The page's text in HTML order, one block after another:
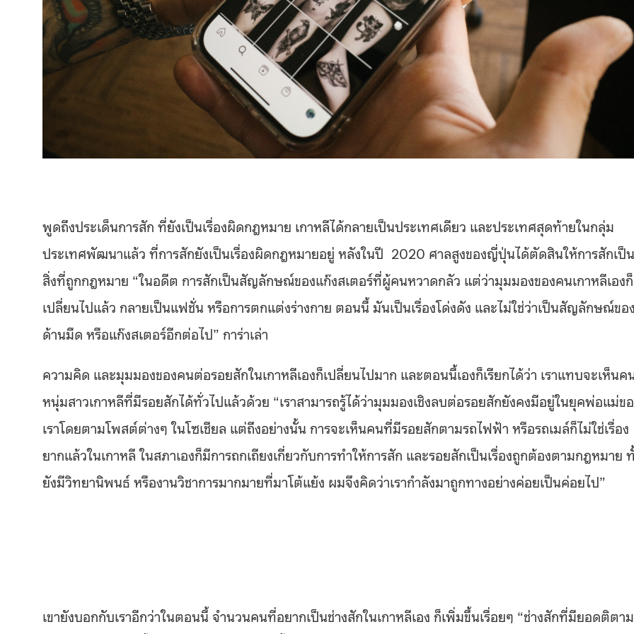
พูดถึงประเด็นการสัก ที่ยังเป็นเรื่องผิดกฎหมาย เกาหลีได้กลายเป็นประเทศเดียว และประเทศสุดท้ายในกลุ่ม
ประเทศพัฒนาแล้ว ที่การสักยังเป็นเรื่องผิดกฎหมายอยู่ หลังในปี 2020 ศาลสูงของญี่ปุ่นได้ตัดสินให้การสักเป็น
สิ่งที่ถูกกฎหมาย “ในอดีต การสักเป็นสัญลักษณ์ของแก๊งสเตอร์ที่ผู้คนหวาดกลัว แต่ว่ามุมมองของคนเกาหลีเองก็
เปลี่ยนไปแล้ว กลายเป็นแฟชั่น หรือการตกแต่งร่างกาย ตอนนี้ มันเป็นเรื่องโด่งดัง และไม่ใช่ว่าเป็นสัญลักษณ์ขอ
ด้านมืด หรือแก๊งสเตอร์อีกต่อไป” การ่าเล่า
ความคิด และมุมมองของคนต่อรอยสักในเกาหลีเองก็เปลี่ยนไปมาก และตอนนี้เองก็เรียกได้ว่า เราแทบจะเห็นค
หนุ่มสาวเกาหลีที่มีรอยสักได้ทั่วไปแล้วด้วย “เราสามารถรู้ได้ว่ามุมมองเชิงลบต่อรอยสักยังคงมีอยู่ในยุคพ่อแม่ข
เราโดยตามโพสต์ต่างๆ ในโซเชียล แต่ถึงอย่างนั้น การจะเห็นคนที่มีรอยสักตามรถไฟฟ้า หรือรถเมล์ก็ไม่ใช่เรื่อง
ยากแล้วในเกาหลี ในสภาเองก็มีการถกเถียงเกี่ยวกับการทำให้การสัก และรอยสักเป็นเรื่องถูกต้องตามกฎหมาย
ยังมีวิทยานิพนธ์ หรืองานวิชาการมากมายที่มาโต้แย้ง ผมจึงคิดว่าเรากำลังมาถูกทางอย่างค่อยเป็นค่อยไป”
เขายังบอกกับเราอีกว่าในตอนนี้ จำนวนคนที่อยากเป็นช่างสักในเกาหลีเอง ก็เพิ่มขึ้นเรื่อยๆ “ช่างสักที่มียอดติตาม